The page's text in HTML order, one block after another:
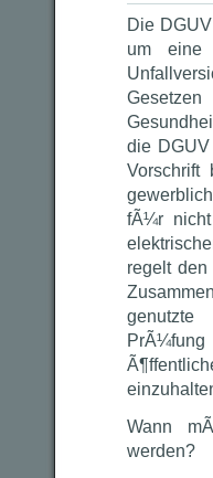
Die
um eine
die
Vorschrift
fÃ¼r nicht
regelt
genutzte
Wann
werden?